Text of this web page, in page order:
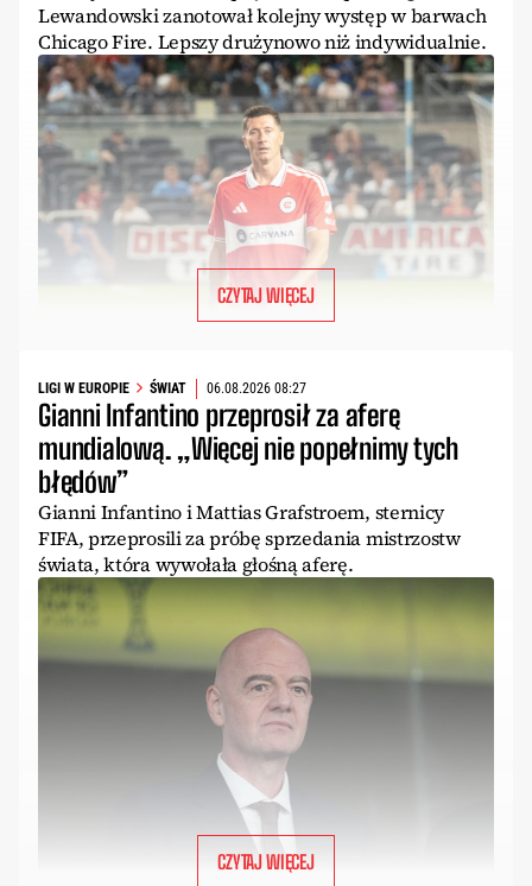
Lewandowski zanotował kolejny występ w barwach
Chicago Fire. Lepszy drużynowo niż indywidualnie.
CZYTAJ WIĘCEJ
LIGI W EUROPIE ŚWIAT 06.08.2026 08:27
Gianni Infantino przeprosił za aferę
mundialową. „Więcej nie popełnimy tych
błędów”
Gianni Infantino i Mattias Grafstroem, sternicy
FIFA, przeprosili za próbę sprzedania mistrzostw
świata, która wywołała głośną aferę.
CZYTAJ WIĘCEJ